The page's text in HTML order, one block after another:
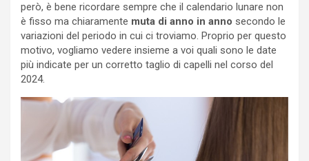
però, è bene ricordare sempre che il calendario lunare non
è fisso ma chiaramente muta di anno in anno secondo le
variazioni del periodo in cui ci troviamo. Proprio per questo
motivo, vogliamo vedere insieme a voi quali sono le date
più indicate per un corretto taglio di capelli nel corso del
2024.